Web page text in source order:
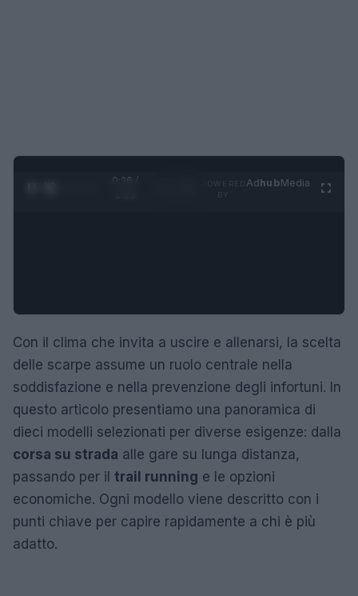
0:27 /
AdhubMedia
Con il clima che invita a uscire e allenarsi, la scelta
delle scarpe assume un ruolo centrale nella
soddisfazione e nella prevenzione degli infortuni. In
questo articolo presentiamo una panoramica di
dieci modelli selezionati per diverse esigenze: dalla
corsa su strada alle gare su lunga distanza,
passando per il trail running e le opzioni
economiche. Ogni modello viene descritto con i
punti chiave per capire rapidamente a chi è più
adatto.